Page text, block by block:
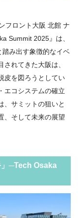
フロント大阪 北館 ナ
Summit 2025』は、
踏み出す象徴的なイベ
れてきた大阪は、
皮を図ろうとしてい
エコシステムの確立
、サミットの狙いと
、そして未来の展望
」─Tech Osaka